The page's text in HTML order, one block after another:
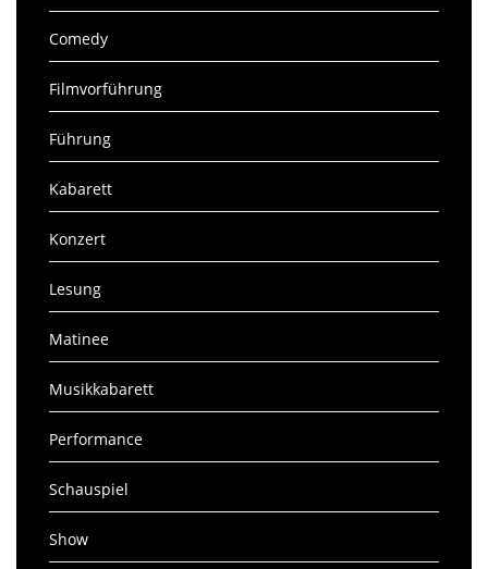
Comedy
Filmvorführung
Führung
Kabarett
Konzert
Lesung
Matinee
Musikkabarett
Performance
Schauspiel
Show